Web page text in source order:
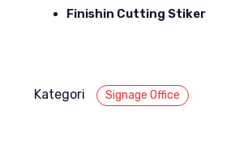
Finishin Cutting Stiker
Kategori Signage Office